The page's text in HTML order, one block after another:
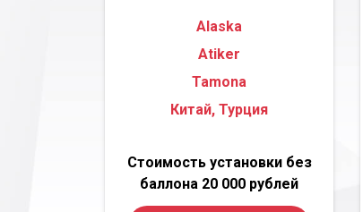
Alaska
Atiker
Tamona
Китай, Турция
Стоимость установки без
баллона 20 000 рублей